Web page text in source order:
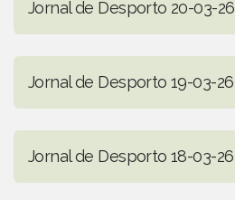
Jornal de Desporto 20-03-26
Jornal de Desporto 19-03-26
Jornal de Desporto 18-03-26